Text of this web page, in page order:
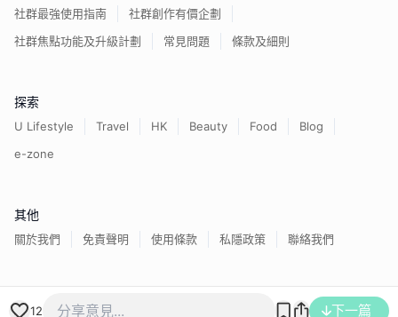
12 下一篇
社群最強使用指南
社群創作有價企劃
社群焦點功能及升級計劃
常見問題 條款及細則
探索
U Lifestyle Travel HK Beauty Food
Blog
e-zone
其他
關於我們 免責聲明 使用條款 私隱政策 聯絡我們
香港經濟日報版權所有©